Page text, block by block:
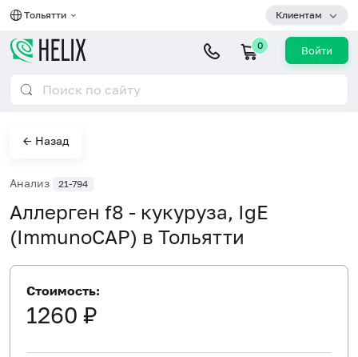
Тольятти Клиентам
0 Войти
← Назад
Анализ 21-794
Аллерген f8 - кукуруза, IgE
(ImmunoCAP) в Тольятти
Стоимость:
1260 ₽